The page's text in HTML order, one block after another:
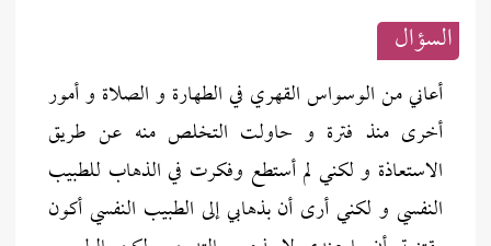
السؤال
أعاني من الوسواس القهري في الطهارة و الصلاة و أمور
أخرى منذ فترة و حاولت التخلص منه عن طريق
الاستعاذة و لكني لم أستطع وفكرت في الذهاب للطبيب
النفسي و لكني أرى أن بذهابي إلى الطبيب النفسي أكون